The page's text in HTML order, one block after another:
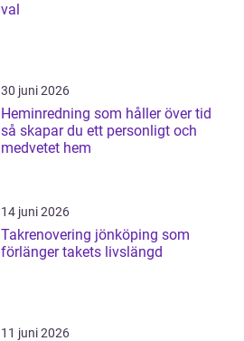
val
30 juni 2026
Heminredning som håller över tid
så skapar du ett personligt och
medvetet hem
14 juni 2026
Takrenovering jönköping som
förlänger takets livslängd
11 juni 2026